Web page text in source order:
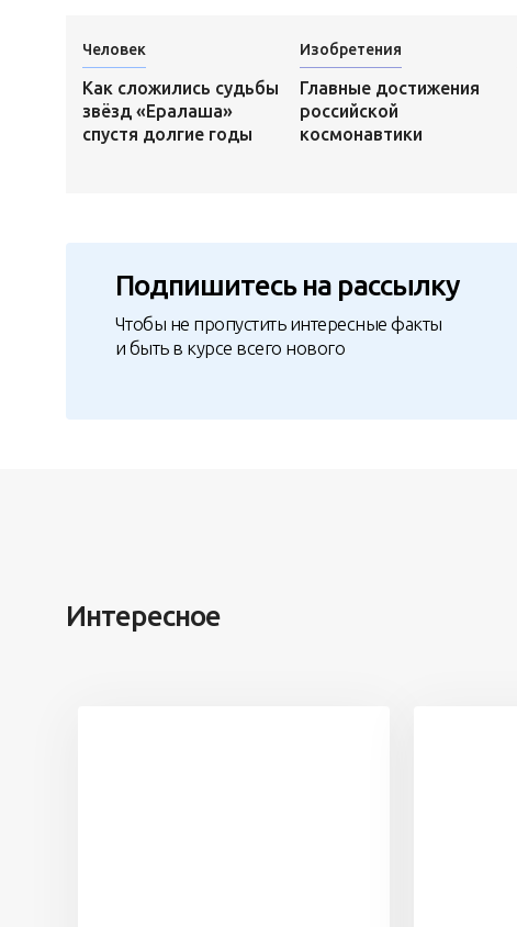
Человек
Как сложились судьбы
звёзд «Ералаша»
спустя долгие годы
Изобретения
Главные достижения
российской
космонавтики
Подпишитесь на рассылку
Чтобы не пропустить интересные факты
и быть в курсе всего нового
Интересное